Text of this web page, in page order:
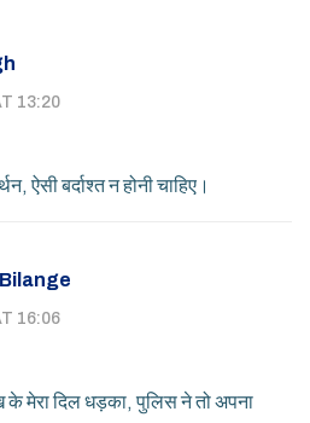
13:20
ऐसी बर्दाश्त न होनी चाहिए।
16:06
मेरा दिल धड़का, पुलिस ने तो अपना